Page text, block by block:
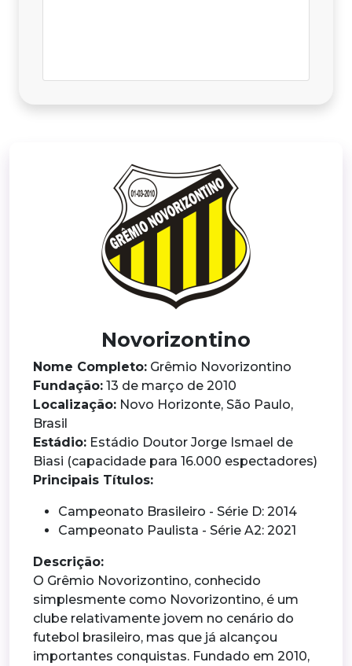
Novorizontino
Nome Completo: Grêmio Novorizontino
Fundação: 13 de março de 2010
Localização: Novo Horizonte, São Paulo,
Brasil
Estádio: Estádio Doutor Jorge Ismael de
Biasi (capacidade para 16.000 espectadores)
Principais Títulos:
Campeonato Brasileiro - Série D: 2014
Campeonato Paulista - Série A2: 2021
Descrição:
O Grêmio Novorizontino, conhecido
simplesmente como Novorizontino, é um
clube relativamente jovem no cenário do
futebol brasileiro, mas que já alcançou
importantes conquistas. Fundado em 2010,